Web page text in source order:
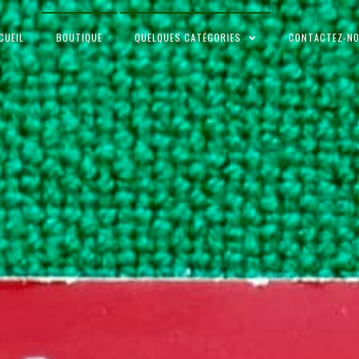
BOUTIQUE QUELQUES CATÉGORIES CONTACTEZ-